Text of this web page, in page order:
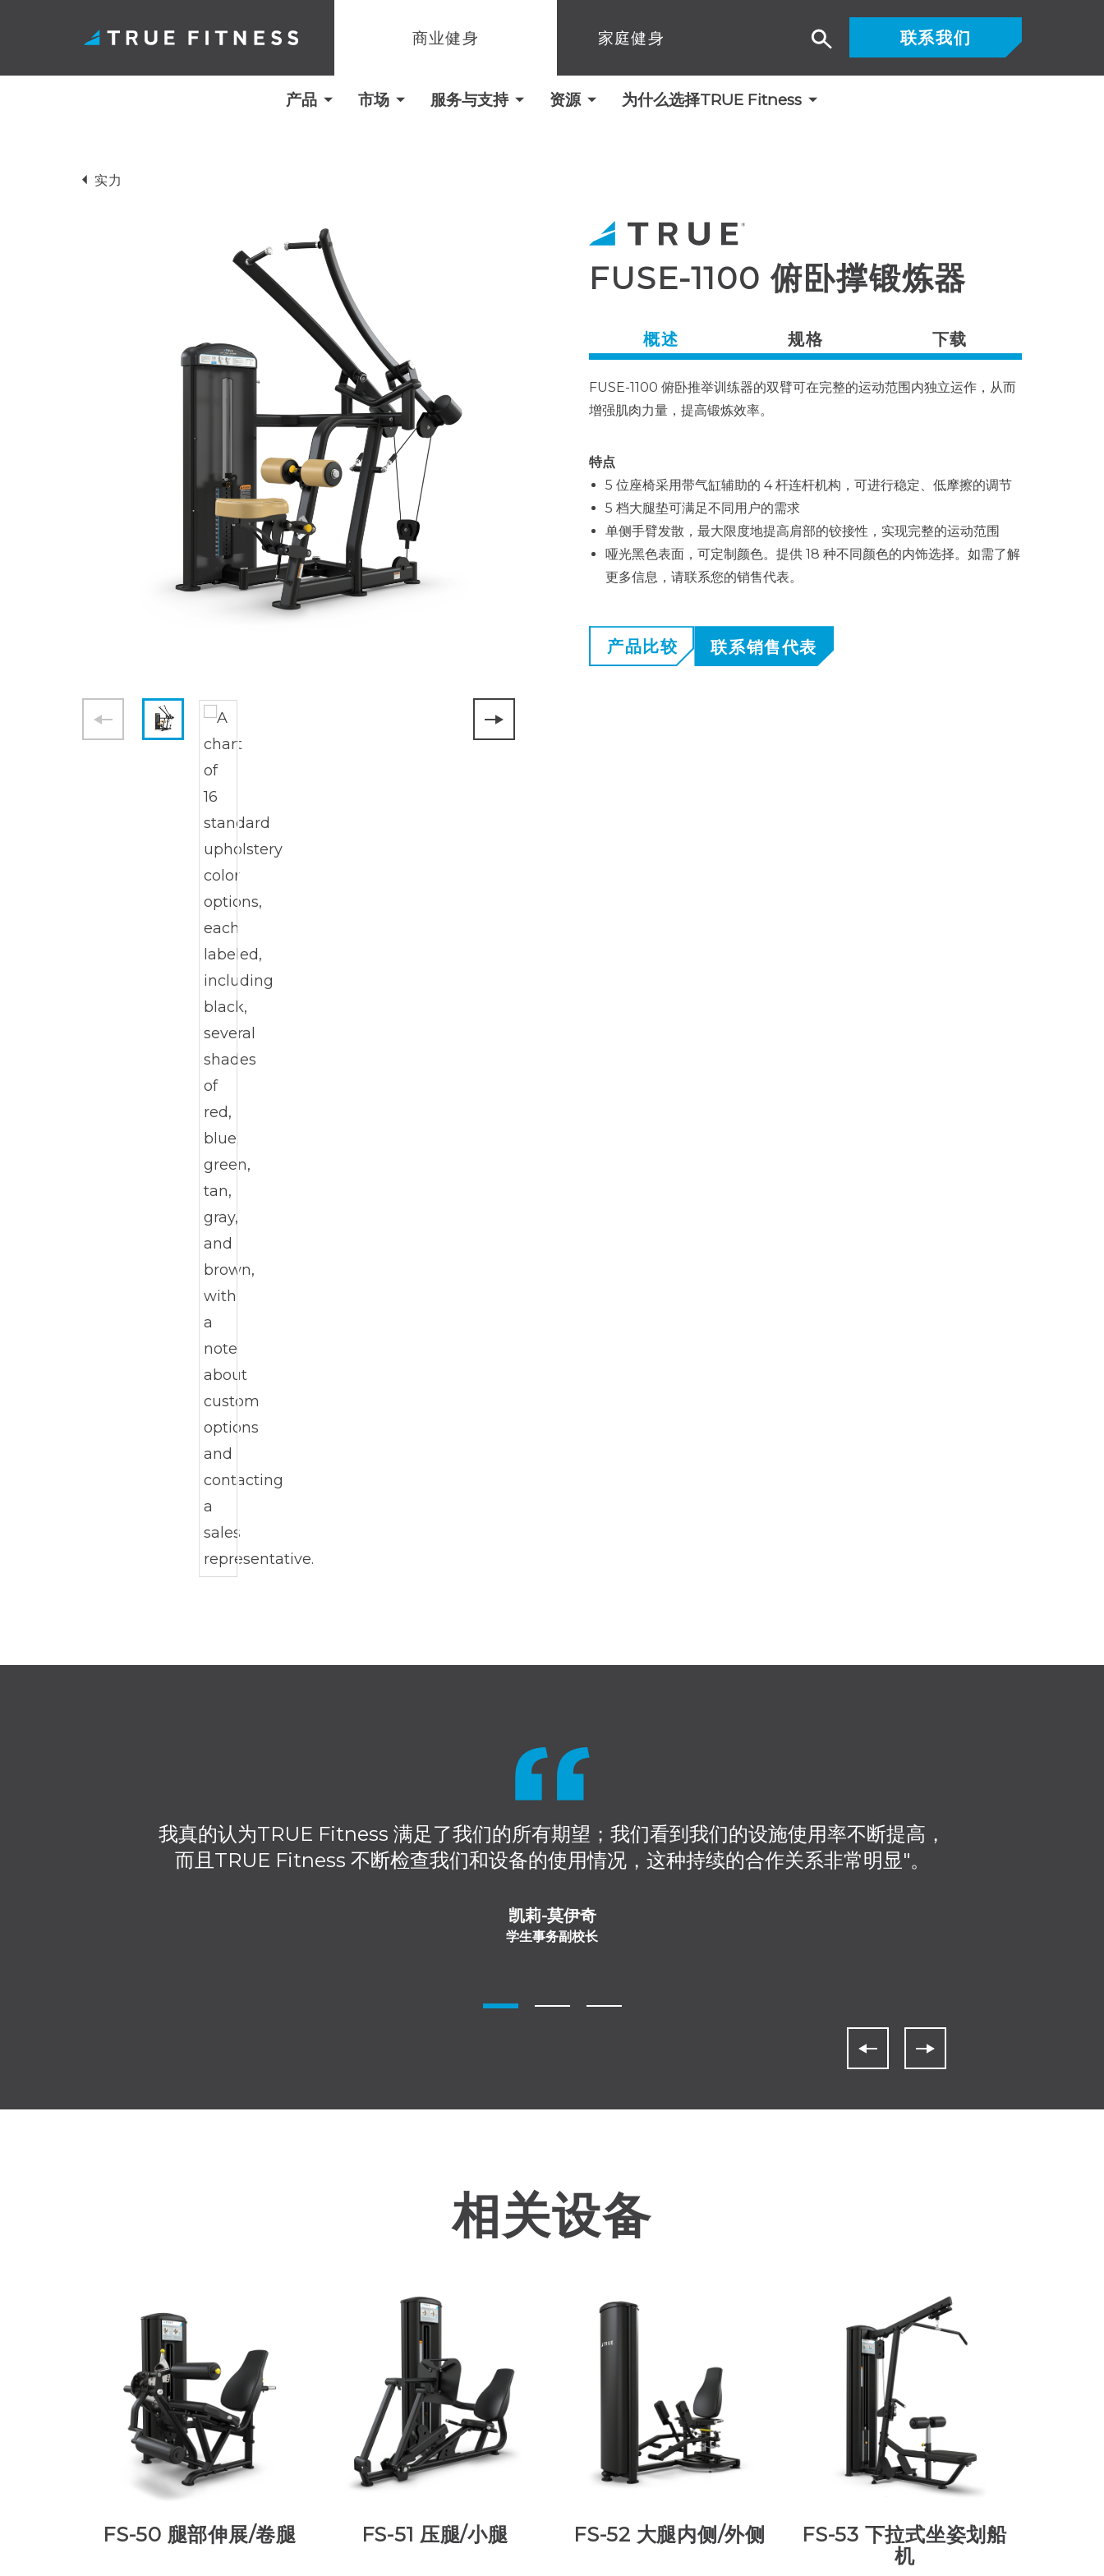
商业健身 家庭健身
产品 市场 服务与支持 资源 为什么选择TRUE Fitness
联系我们
搜
实力
FUSE-1100 俯卧撑锻炼器
概述 规格 下载
FUSE-1100 俯卧推举训练器的双臂可在完整的运动范围内独立运作，从而
增强肌肉力量，提高锻炼效率。
特点
5 位座椅采用带气缸辅助的 4 杆连杆机构，可进行稳定、低摩擦的调节
5 档大腿垫可满足不同用户的需求
单侧手臂发散，最大限度地提高肩部的铰接性，实现完整的运动范围
哑光黑色表面，可定制颜色。提供 18 种不同颜色的内饰选择。如需了解
更多信息，请联系您的销售代表。
产品比较 联系销售代表
我真的认为TRUE Fitness 满足了我们的所有期望；我们看到我们的设施使用率不断提高，
而且TRUE Fitness 不断检查我们和设备的使用情况，这种持续的合作关系非常明显"。
凯莉-莫伊奇
学生事务副校长
相关设备
FS-50 腿部伸展/卷腿 FS-51 压腿/小腿 FS-52 大腿内侧/外侧
FS-53 下拉式坐姿划船
机